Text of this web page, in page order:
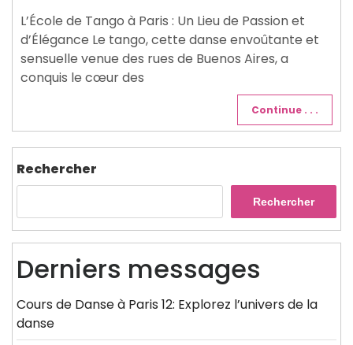
L’École de Tango à Paris : Un Lieu de Passion et
d’Élégance Le tango, cette danse envoûtante et
sensuelle venue des rues de Buenos Aires, a
conquis le cœur des
Continue . . .
Rechercher
Rechercher
Derniers messages
Cours de Danse à Paris 12: Explorez l’univers de la
danse